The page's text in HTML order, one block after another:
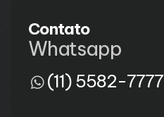
Contato
Whatsapp
(11) 5582-7777